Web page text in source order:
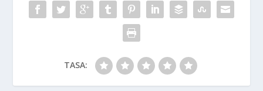
ANTERIOR
móviles de la DGT: tenles
miedo y cuida tu bolsillo